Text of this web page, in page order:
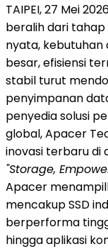
TAIPEI, 27 Mei
beralih dari tahap
nyata,
besar, efisiensi
stabil turut
penyimpanan
penyedia solusi
global, Apacer
inovasi terbaru di
"Storage,
Apacer
mencakup SSD
berperforma
hingga aplikasi